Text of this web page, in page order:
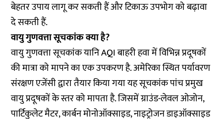
बेहतर उपाय लागू कर सकती हैं और टिकाऊ उपभोग को बढ़ावा
दे सकती हैं.
वायु गुणवत्ता सूचकांक क्या है?
वायु गुणवत्ता सूचकांक यानि AQI बाहरी हवा में विभिन्न प्रदूषकों
की मात्रा को मापने का एक उपकरण है. अमेरिका स्थित पर्यावरण
संरक्षण एजेंसी द्वारा तैयार किया गया यह सूचकांक पांच प्रमुख
वायु प्रदूषकों के स्तर को मापता है. जिसमें ग्राउंड-लेवल ओजोन,
पार्टिकुलेट मैटर, कार्बन मोनोऑक्साइड, नाइट्रोजन डाइऑक्साइड